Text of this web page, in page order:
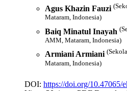
Agus Khazin Fauzi
Mataram, Indonesia)
Baiq Minatul Inayah
AMM, Mataram, Indonesia)
Armiani Armiani
Mataram, Indonesia)
DOI: https://doi.org/10.47065/